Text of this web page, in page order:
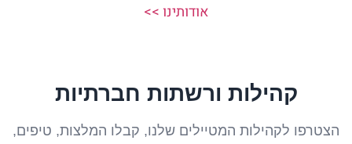
אודותינו >>
קהילות ורשתות חברתיות
הצטרפו לקהילות המטיילים שלנו, קבלו המלצות, טיפים,